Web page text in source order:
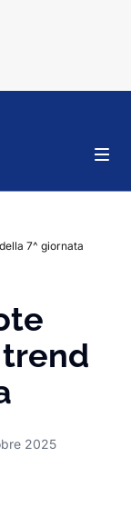
7^ giornata
2025